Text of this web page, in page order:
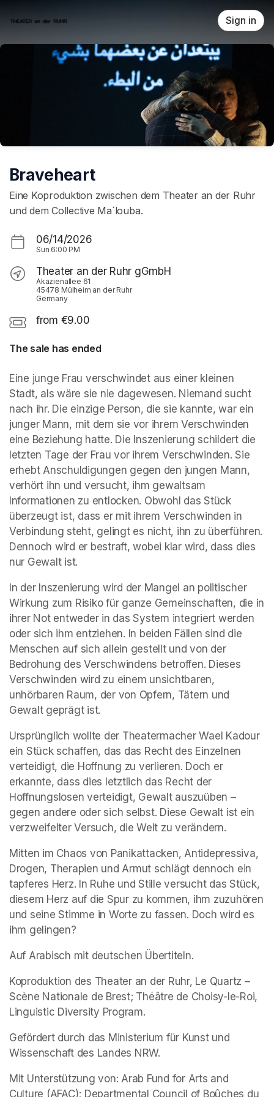
Sign in
Braveheart
Eine Koproduktion zwischen dem Theater an der Ruhr
und dem Collective Ma´louba.
06/14/2026
Sun 6:00 PM
Theater an der Ruhr gGmbH
Akazienallee 61
45478 Mülheim an der Ruhr
Germany
from €9.00
The sale has ended
Eine junge Frau verschwindet aus einer kleinen
Stadt, als wäre sie nie dagewesen. Niemand sucht
nach ihr. Die einzige Person, die sie kannte, war ein
junger Mann, mit dem sie vor ihrem Verschwinden
eine Beziehung hatte. Die Inszenierung schildert die
letzten Tage der Frau vor ihrem Verschwinden. Sie
erhebt Anschuldigungen gegen den jungen Mann,
verhört ihn und versucht, ihm gewaltsam
Informationen zu entlocken. Obwohl das Stück
überzeugt ist, dass er mit ihrem Verschwinden in
Verbindung steht, gelingt es nicht, ihn zu überführen.
Dennoch wird er bestraft, wobei klar wird, dass dies
nur Gewalt ist.
In der Inszenierung wird der Mangel an politischer
Wirkung zum Risiko für ganze Gemeinschaften, die in
ihrer Not entweder in das System integriert werden
oder sich ihm entziehen. In beiden Fällen sind die
Menschen auf sich allein gestellt und von der
Bedrohung des Verschwindens betroffen. Dieses
Verschwinden wird zu einem unsichtbaren,
unhörbaren Raum, der von Opfern, Tätern und
Gewalt geprägt ist.
Ursprünglich wollte der Theatermacher Wael Kadour
ein Stück schaffen, das das Recht des Einzelnen
verteidigt, die Hoffnung zu verlieren. Doch er
erkannte, dass dies letztlich das Recht der
Hoffnungslosen verteidigt, Gewalt auszuüben –
gegen andere oder sich selbst. Diese Gewalt ist ein
verzweifelter Versuch, die Welt zu verändern.
Mitten im Chaos von Panikattacken, Antidepressiva,
Drogen, Therapien und Armut schlägt dennoch ein
tapferes Herz. In Ruhe und Stille versucht das Stück,
diesem Herz auf die Spur zu kommen, ihm zuzuhören
und seine Stimme in Worte zu fassen. Doch wird es
ihm gelingen?
Auf Arabisch mit deutschen Übertiteln.
Koproduktion des Theater an der Ruhr, Le Quartz –
Scène Nationale de Brest; Théâtre de Choisy-le-Roi,
Linguistic Diversity Program.
Gefördert durch das Ministerium für Kunst und
Wissenschaft des Landes NRW.
Mit Unterstützung von: Arab Fund for Arts and
Culture (AFAC); Departmental Council of Boûches du